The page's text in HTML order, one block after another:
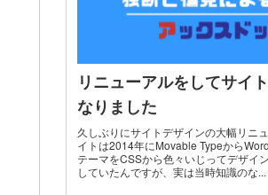
リニューアルをしてサイ
なりました
久しぶりにサイトデザインの大幅リニ
イトは2014年にMovable Typeから
テーマをCSSから色々いじってデザイ
していたんですが、実は当時知識のな...